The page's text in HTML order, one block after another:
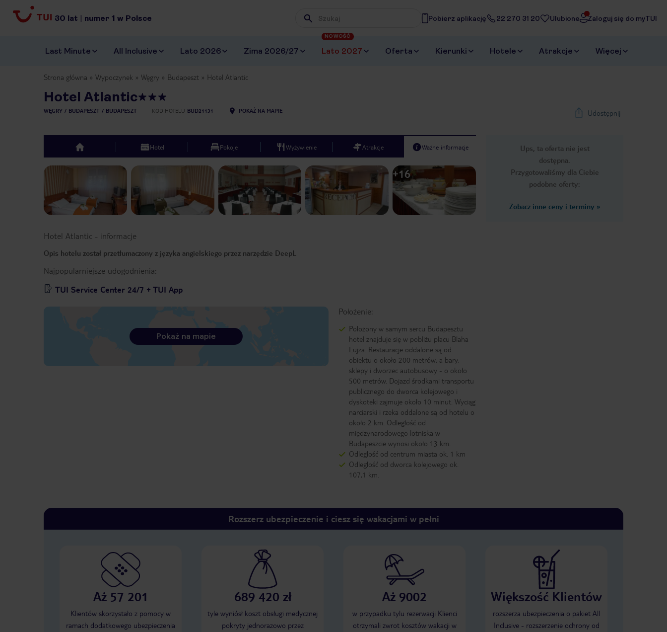
30 lat | numer 1 w Polsce Wpisz frazę, której szukasz
Pobierz aplikację 22 270 31 20 Ulubione Zaloguj się do myTUI
Last Minute All Inclusive Lato 2026 Zima 2026/27 Lato 2027
NOWOŚĆ
Oferta Kierunki Hotele Atrakcje Więcej
Strona główna Wypoczynek Węgry Budapeszt Hotel Atlantic
Hotel Atlantic
WĘGRY BUDAPESZT BUDAPESZT KOD HOTELU BUD21131 POKAŻ NA MAPIE Udostępnij
Ups, ta oferta nie jest
dostępna.
Przygotowaliśmy dla Ciebie
podobne oferty:
Zobacz inne ceny i terminy »
top Hotel Pokoje Wyżywienie Atrakcje Ważne informacje
Previous slide Next slide
1 /22
+16
Hotel Atlantic - informacje
Opis hotelu został przetłumaczony z języka angielskiego przez narzędzie DeepL
Najpopularniejsze udogodnienia:
TUI Service Center 24/7 + TUI App
Położenie:
Położony w samym sercu Budapesztu
hotel znajduje się w pobliżu placu Blaha
Lujza. Restauracje oddalone są od
obiektu o około 200 metrów, a bary,
sklepy i dworzec autobusowy - o około
500 metrów. Dojazd środkami transportu
publicznego do dworca kolejowego i
dyskoteki zajmuje około 10 minut. Wyciąg
narciarski i rzeka oddalone są od hotelu o
około 2 km. Odległość od
międzynarodowego lotniska w
Budapeszcie wynosi około 13 km.
Odległość od centrum miasta ok. 1 km
Odległość od dworca kolejowego ok.
107,1 km.
Pokaż na mapie
Rozszerz ubezpieczenie i ciesz się wakacjami w pełni
Aż 57 201
Klientów skorzystało z pomocy w
ramach dodatkowego ubezpieczenia
689 420 zł
tyle wyniósł koszt obsługi medycznej
pokryty jednorazowo przez
Aż 9002
w przypadku tylu rezerwacji Klienci
otrzymali zwrot kosztów wakacji w
Większość Klientów
rozszerza ubezpieczenia o pakiet All
Inclusive - rozszerzenie ochrony od